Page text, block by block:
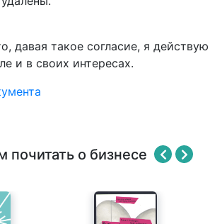
давая такое согласие, я действую
и в своих интересах.
почитать о бизнесе